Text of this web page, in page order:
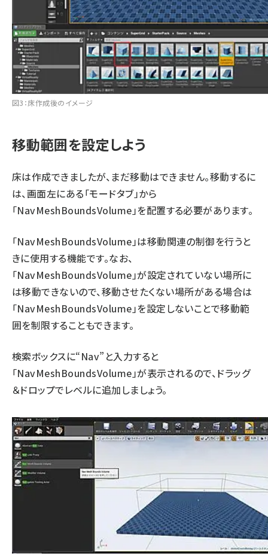
図3：床作成後のイメージ
移動範囲を設定しよう
床は作成できましたが、まだ移動はできません。移動するに
は、画面左にある「モードタブ」から
「NavMeshBoundsVolume」を配置する必要があります。
「NavMeshBoundsVolume」は移動関連の制御を行うと
きに使用する機能です。なお、
「NavMeshBoundsVolume」が設定されていない場所に
は移動できないので、移動させたくない場所がある場合は
「NavMeshBoundsVolume」を設定しないことで移動範
囲を制限することもできます。
検索ボックスに“Nav”と入力すると
「NavMeshBoundsVolume」が表示されるので、ドラッグ
＆ドロップでレベルに追加しましょう。